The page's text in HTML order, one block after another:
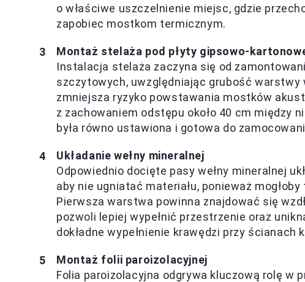
o właściwe uszczelnienie miejsc, gdzie
zapobiec mostkom termicznym.
Montaż stelaża pod płyty gipsowo-
Instalacja stelaża zaczyna się od
szczytowych, uwzględniając grubość warstwy
zmniejsza ryzyko powstawania mostków
z zachowaniem odstępu około 40 cm między
była równo ustawiona i gotowa do
Układanie wełny mineralnej
Odpowiednio docięte pasy wełny mineralnej
aby nie ugniatać materiału, ponieważ
Pierwsza warstwa powinna znajdować się
pozwoli lepiej wypełnić przestrzenie oraz
dokładne wypełnienie krawędzi przy
Montaż folii paroizolacyjnej
Folia paroizolacyjna odgrywa kluczową rolę w